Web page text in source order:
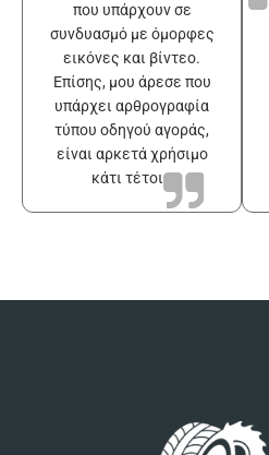
που υπάρχουν σε
συνδυασμό με όμορφες
εικόνες και βίντεο.
Επίσης, μου άρεσε που
υπάρχει αρθρογραφία
τύπου οδηγού αγοράς,
είναι αρκετά χρήσιμο
κάτι τέτοιο